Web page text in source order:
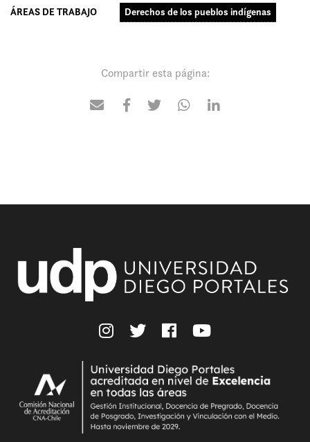
ÁREAS DE TRABAJO Derechos de los pueblos indígenas
Compartir esta página: